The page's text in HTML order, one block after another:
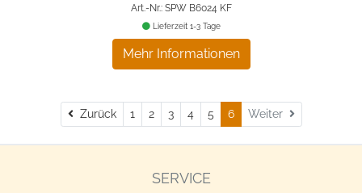
Art.-Nr.: SPW B6024 KF
Mehr Informationen
Lieferzeit 1-3 Tage
ZurückZurück
1 2 3 4 5 6 Weiter
SERVICE